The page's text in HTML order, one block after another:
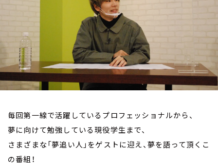
毎回第一線で活躍しているプロフェッショナルから、
夢に向けて勉強している現役学生まで、
さまざまな「夢追い人」をゲストに迎え、夢を語って頂くこ
の番組！